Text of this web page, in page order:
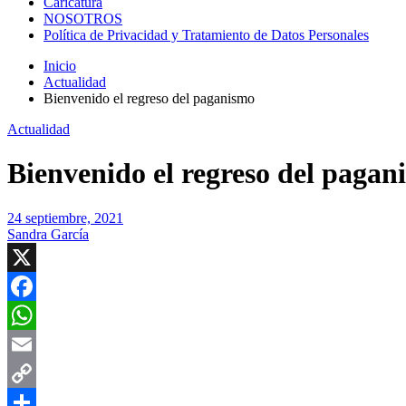
NOSOTROS
Política de Privacidad y Tratamiento de Datos Personales
Inicio
Actualidad
Bienvenido el regreso del paganismo
Actualidad
Bienvenido el regreso del
24 septiembre, 2021
Sandra García
X
Facebook
WhatsApp
Email
Copy